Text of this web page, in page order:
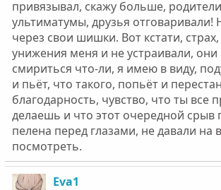
никто не заставлял терять 5 лет жизни,
никто никого к батарее не привязывал
привязывал, скажу больше,
ультиматумы, друзья отговаривали!
через свои шишки. Вот кстати,
унижения меня и не устраивали, они
смириться что-ли, я имею в виду,
и пьёт, что такого, попьёт и
благодарность, чувство, что ты все
делаешь и что этот очередной срыв
пелена перед глазами, не давали на
посмотреть.
Eva1